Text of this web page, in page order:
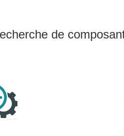
coûts de R & D。de